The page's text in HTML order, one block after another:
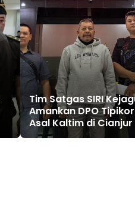
Tim Satgas SIRI
Amankan DPO Tipikor
Asal Kaltim di Cianjur